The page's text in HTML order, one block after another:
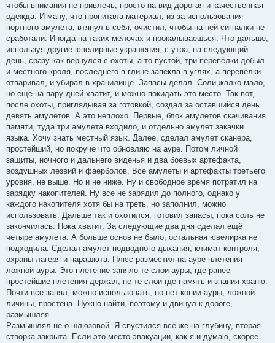
чтобы внимания не привлечь, просто на вид дорогая и качественная
одежда. И ману, что пропитала материал, из-за использования
портного амулета, втянул в себя, очистил, чтобы на ней сигналки не
сработали. Иногда на таких мелочах и прокалываешься. Что дальше,
используя другие ювелирные украшения, с утра, на следующий
день, сразу как вернулся с охоты, а то пустой, три перепёлки добыл
и местного кроля, последнего в глине запекла в углях, а перепёлки
отваривал, и убирал в хранилище. Запасы делал. Соли жалко мало,
но ещё на пару дней хватит, и можно покидать это место. Так вот,
после охоты, приглядывая за готовкой, создал за оставшийся день
девять амулетов. А это неплохо. Первые, блок амулетов скачивания
памяти, туда три амулета входило, и отдельно амулет закачки
языка. Хочу знать местный язык. Далее, сделал амулет сканера,
простейший, но покруче что обновляю на ауре. Потом личной
защиты, ночного и дальнего виденья и два боевых артефакта,
воздушных лезвий и фаерболов. Все амулеты и артефакты третьего
уровня, не выше. Но и не ниже. Ну и свободное время потратил на
зарядку накопителей. Ну все не зарядил до полного, однако у
каждого накопителя хотя бы на треть, но заполнил, можно
использовать. Дальше так и охотился, готовил запасы, пока соль не
закончилась. Пока хватит. За следующие два дня сделал ещё
четыре амулета. А больше основ не было, остальная ювелирка не
подходила. Сделал амулет подводного дыхания, климат-контроля,
охраны лагеря и парашюта. Плюс разместил на ауре плетения
ложной ауры. Это плетение заняло те слои ауры, где ранее
простейшие плетения держал, не те слои где память и знания храню.
Почти всё занял, можно использовать, но нет копии ауры, ложной
личины, простеца. Нужно найти, поэтому и двинул к дороге,
размышляя.
Размышлял не о шлюзовой. Я спустился всё же на глубину, вторая
створка закрыта. Если это место эвакуации, как я и думаю, скорее